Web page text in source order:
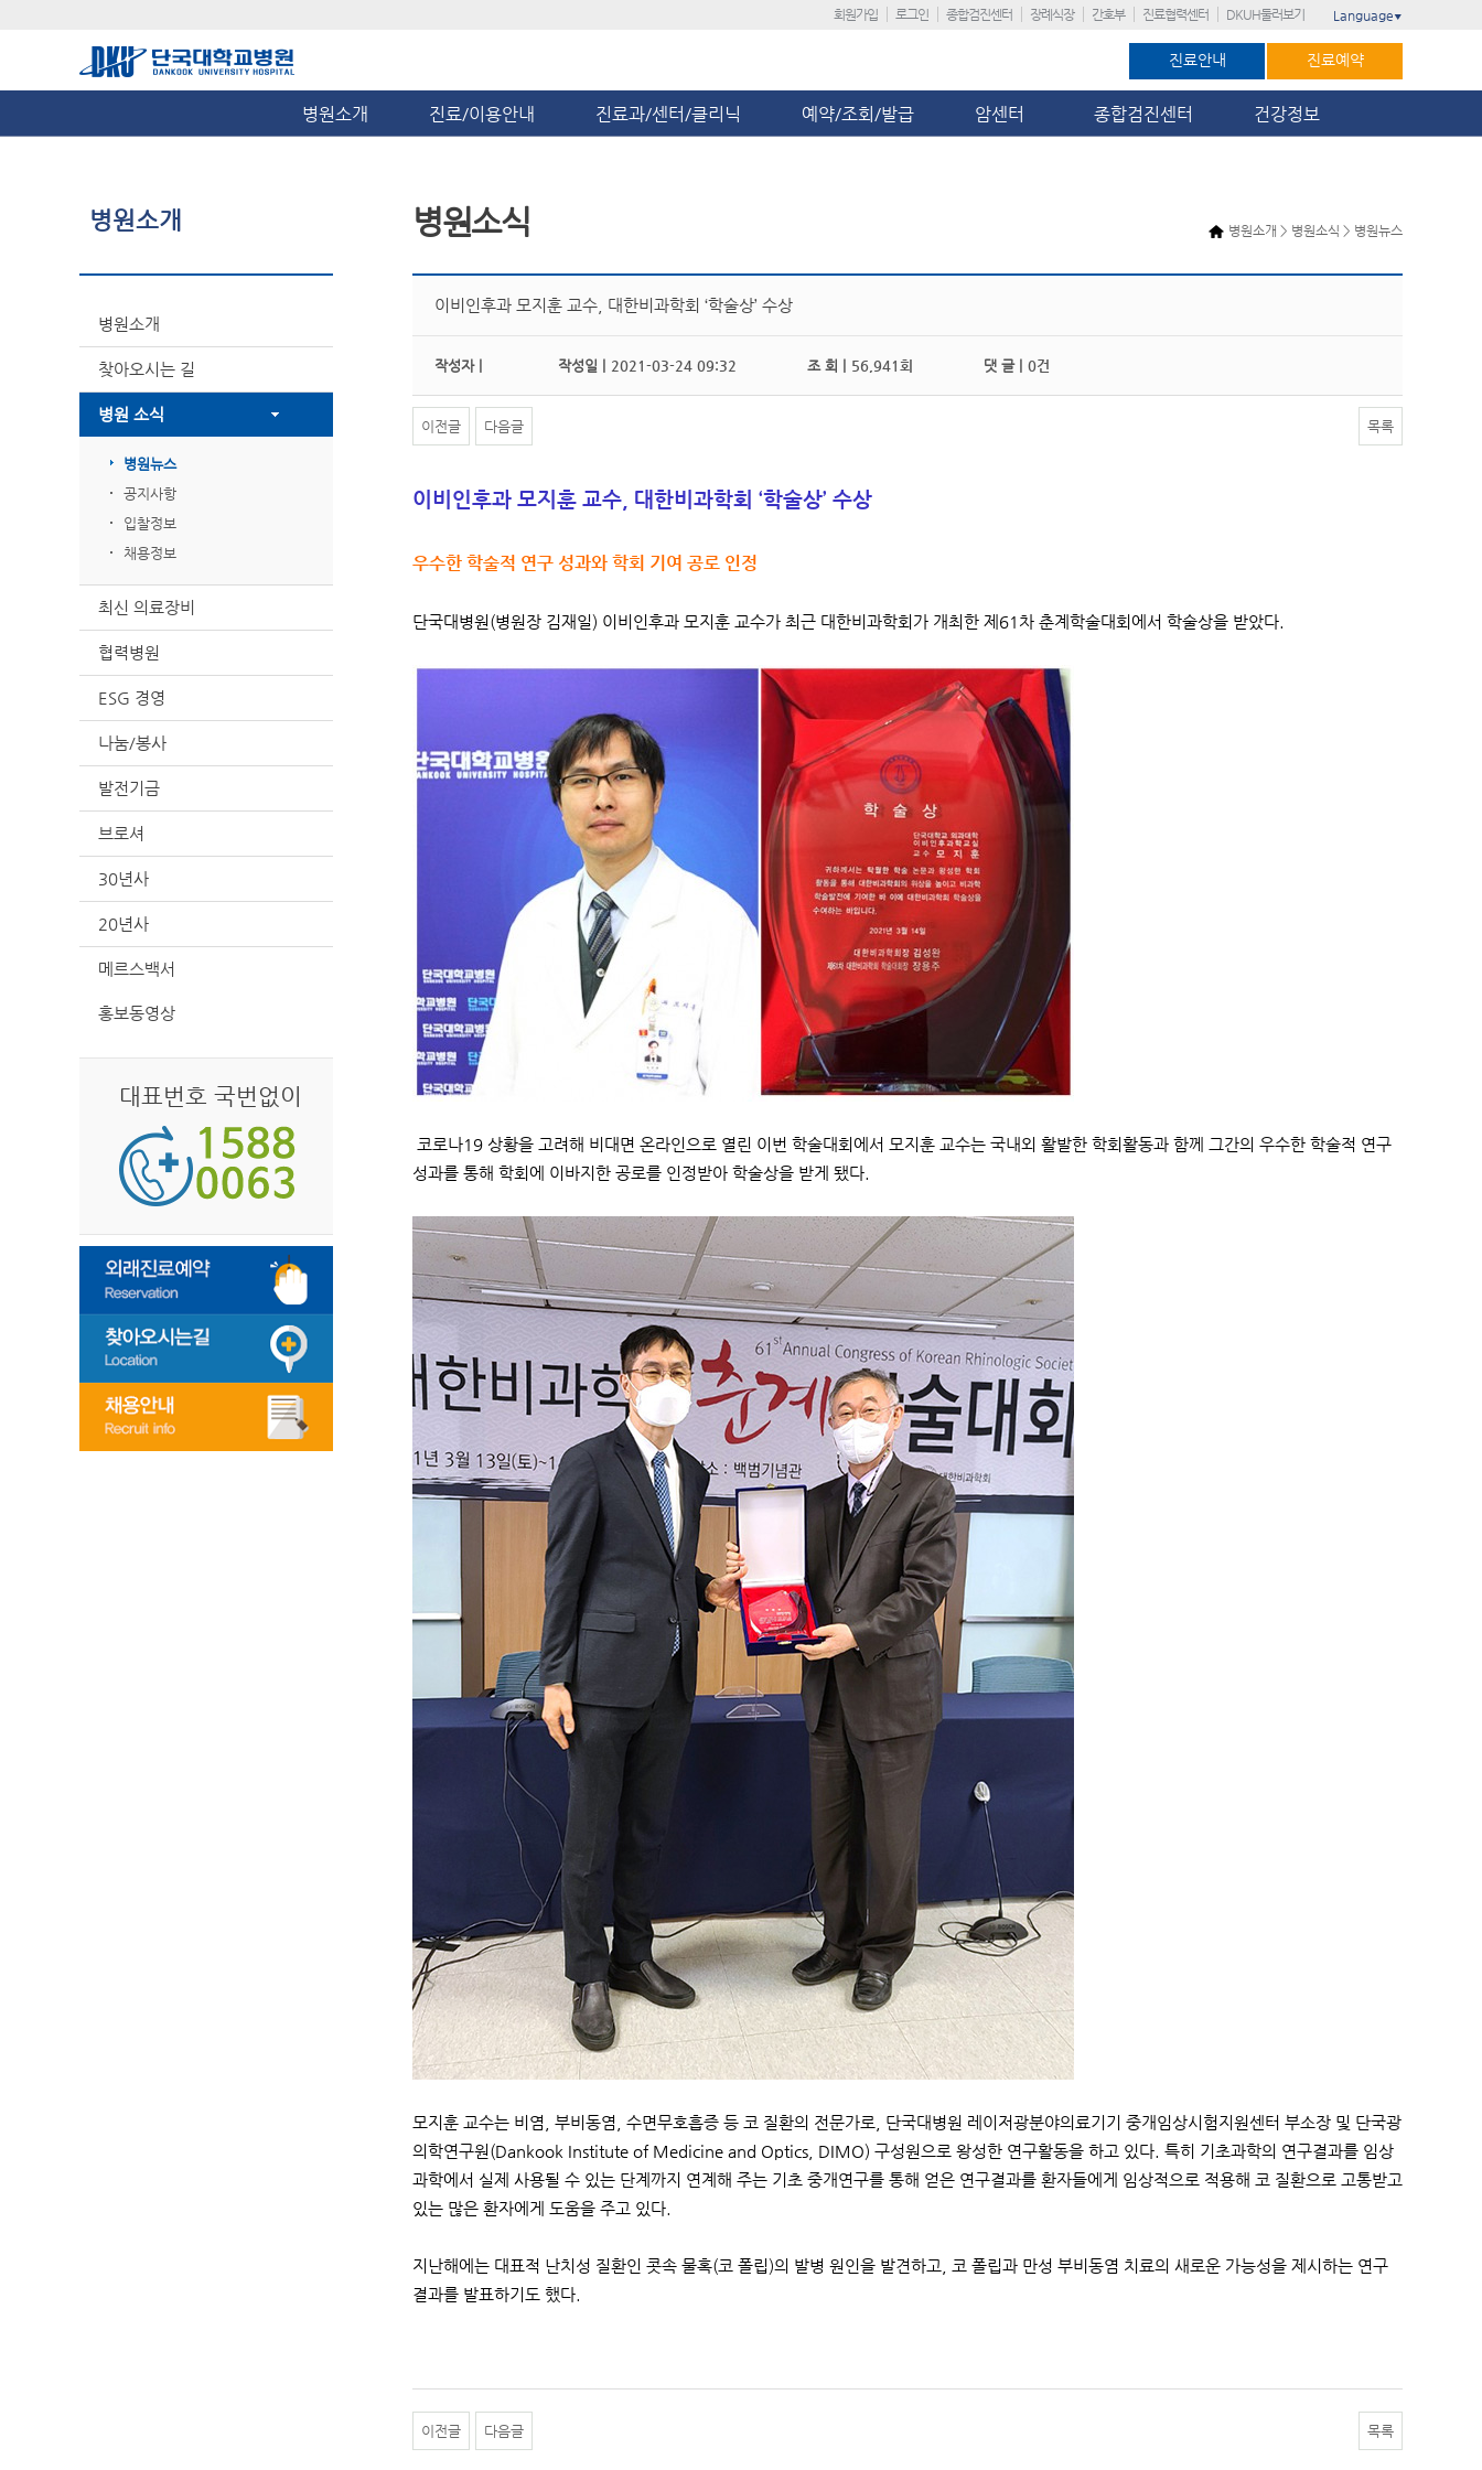
회원가입 로그인 종합검진센터 장례식장 간호부 진료협력센터 DKUH둘러보기 Language ▼
진료안내 진료예약
병원소개 진료/이용안내 진료과/센터/클리닉 예약/조회/발급 암센터 종합검진센터 건강정보
병원소개
병원소개
찾아오시는 길
병원 소식
병원뉴스
공지사항
입찰정보
채용정보
최신 의료장비
협력병원
ESG 경영
나눔/봉사
발전기금
브로셔
30년사
20년사
메르스백서
홍보동영상
대표번호 국번없이
병원소개 > 병원소식 > 병원뉴스
병원소식
이비인후과 모지훈 교수, 대한비과학회 ‘학술상’ 수상
작성자 | 작성일 | 2021-03-24 09:32 조 회 | 56,941회 댓 글 | 0건
이전글 다음글 목록
이비인후과 모지훈 교수, 대한비과학회 ‘학술상’ 수상
우수한 학술적 연구 성과와 학회 기여 공로 인정
단국대병원(병원장 김재일) 이비인후과 모지훈 교수가 최근 대한비과학회가 개최한 제61차 춘계학술대회에서 학술상을 받았다.
코로나19 상황을 고려해 비대면 온라인으로 열린 이번 학술대회에서 모지훈 교수는 국내외 활발한 학회활동과 함께 그간의 우수한 학술적 연구
성과를 통해 학회에 이바지한 공로를 인정받아 학술상을 받게 됐다.
모지훈 교수는 비염, 부비동염, 수면무호흡증 등 코 질환의 전문가로, 단국대병원 레이저광분야의료기기 중개임상시험지원센터 부소장 및 단국광
의학연구원(Dankook Institute of Medicine and Optics, DIMO) 구성원으로 왕성한 연구활동을 하고 있다. 특히 기초과학의 연구결과를 임상
과학에서 실제 사용될 수 있는 단계까지 연계해 주는 기초 중개연구를 통해 얻은 연구결과를 환자들에게 임상적으로 적용해 코 질환으로 고통받고
있는 많은 환자에게 도움을 주고 있다.
지난해에는 대표적 난치성 질환인 콧속 물혹(코 폴립)의 발병 원인을 발견하고, 코 폴립과 만성 부비동염 치료의 새로운 가능성을 제시하는 연구
결과를 발표하기도 했다.
이전글 다음글 목록